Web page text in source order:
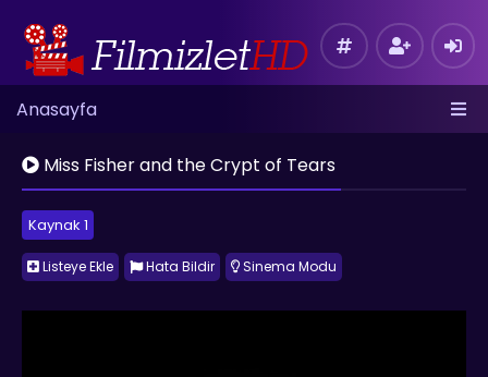
Anasayfa
Miss Fisher and the Crypt of Tears
Kaynak 1
Listeye Ekle Hata Bildir Sinema Modu